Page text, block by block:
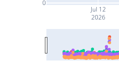
Jul 12
2026
0